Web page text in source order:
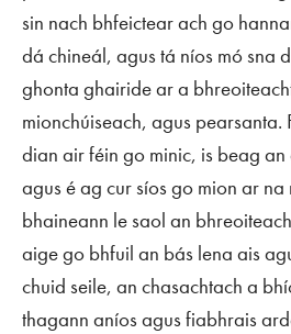
sin nach bhfeictear ach go
dá chineál, agus tá níos mó sna
ghonta ghairide ar a
mionchúiseach, agus pearsanta.
dian air féin go minic, is beag
agus é ag cur síos go mion ar
bhaineann le saol an
aige go bhfuil an bás lena ais
chuid seile, an chasachtach a
thagann aníos agus fiabhrais